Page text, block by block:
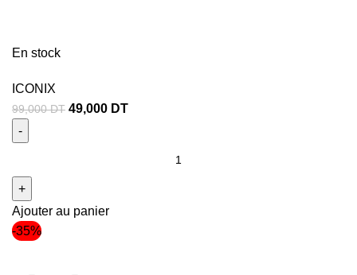
En stock
ICONIX
99,000DT 49,000 DT
Ajouter au panier
-35%